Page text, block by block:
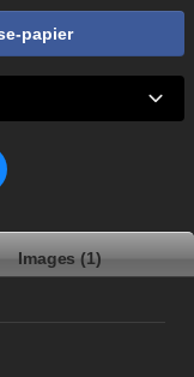
papier
Images (1)